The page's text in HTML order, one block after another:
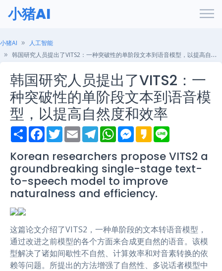
小猪AI
小猪AI
人工智能
韩国研究人员提出了VITS2：一种突破性的单阶段文本到语音模型，以提高自然度和效率
韩国研究人员提出了VITS2：一
种突破性的单阶段文本到语音模
型，以提高自然度和效率
S
h
r
e
F
a
e
b
o
o
k
T
w
t
t
e
r
E
m
i
l
T
e
e
g
a
m
W
h
t
s
A
p
p
M
e
s
e
n
g
e
r
K
a
a
o
e
Korean researchers propose VITS2 a
groundbreaking single-stage text-
to-speech model to improve
naturalness and efficiency.
这篇论文介绍了VITS2，一种单阶段的文本转语音模型，
通过改进之前模型的各个方面来合成更自然的语音。该模
型解决了诸如间歇性不自然、计算效率和对音素转换的依
赖等问题。所提出的方法增强了自然性、多说话者模型中